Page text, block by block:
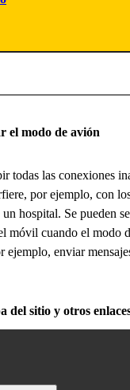
el modo de avión
todas las conexiones
por ejemplo, con
hospital. Se pueden
móvil cuando el modo
ejemplo, enviar
del sitio y otros